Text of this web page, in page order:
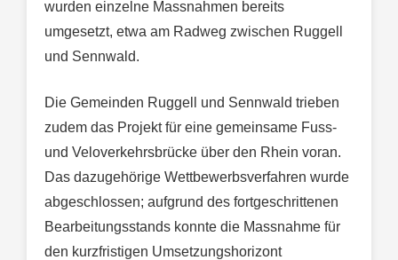
wurden einzelne Massnahmen bereits
umgesetzt, etwa am Radweg zwischen Ruggell
und Sennwald.
Die Gemeinden Ruggell und Sennwald trieben
zudem das Projekt für eine gemeinsame Fuss-
und Veloverkehrsbrücke über den Rhein voran.
Das dazugehörige Wettbewerbsverfahren wurde
abgeschlossen; aufgrund des fortgeschrittenen
Bearbeitungsstands konnte die Massnahme für
den kurzfristigen Umsetzungshorizont